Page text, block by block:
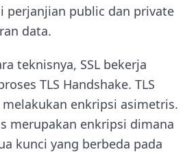
perjanjian public dan private
data.
teknisnya, SSL bekerja
TLS Handshake. TLS
melakukan enkripsi asimetris.
merupakan enkripsi dimana
kunci yang berbeda pada